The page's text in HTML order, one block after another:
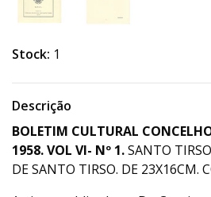
Stock: 1
Descrição
BOLETIM CULTURAL
1958. VOL VI- Nº 1.SANTO
DE SANTO TIRSO. DE 23X16CM.